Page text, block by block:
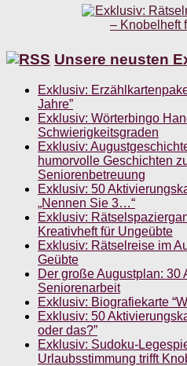
Unsere neusten
Exklusiv:
Jahre”
Exklusiv: Wörterbingo
Schwierigkeitsgraden
Exklusiv:
humorvolle Geschichten
Seniorenbetreuung
Exklusiv: 50
„Nennen Sie 3…“
Exklusiv:
Kreativheft für Ungeübte
Exklusiv: Rätselreise im
Geübte
Der große Augustplan: 30
Seniorenarbeit
Exklusiv: Biografiekarte
Exklusiv: 50
oder das?”
Exklusiv: Sudoku-
Urlaubsstimmung trifft